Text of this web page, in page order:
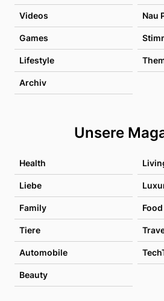
Videos Nau
Games
Lifestyle
Archiv
Unsere
Health
Liebe
Family Food
Tiere
Automobile
Beauty